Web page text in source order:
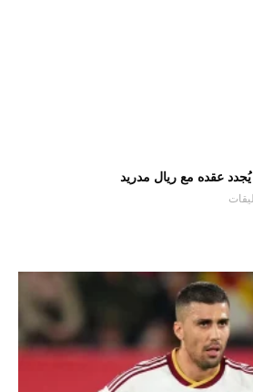
عقده مع ريال مدريد